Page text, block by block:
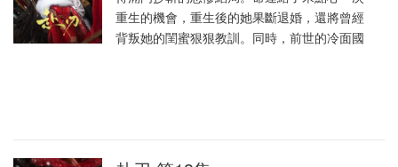
重生的機會，重生後的她果斷退婚，還將曾經
背叛她的閨蜜狠狠教訓。同時，前世的冷面國